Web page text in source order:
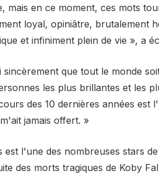
mais en ce moment, ces mots
loyal, opiniâtre, brutalement
et infiniment plein de vie », a
sincèrement que tout le monde
les plus brillantes et les
des 10 dernières années est
jamais offert. »
est l'une des nombreuses stars
des morts tragiques de Koby